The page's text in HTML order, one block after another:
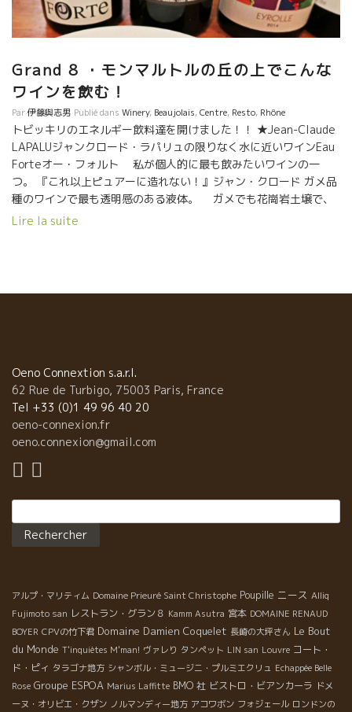
Grand 8 ・モンマルトルの丘の上でこんな
ワインを飲む！
Par伊藤與志男 Publié dans Winery, Beaujolais,Centre, Resto, Rhône
トビッキリのエネルギー飲料達を開けました！！ ★Jean-Claude
LAPALUジャンクロード・ラパリュの限りなく水に近いワインEau
Forteオー・フォルト 私が個人的に最も飲みたいワインの一
つ。 『これ以上ピュアーに造れない！』ジャン・クロード ガメ品
種のワインで最も透明感のある液体。 ガメでも花崗岩土壌で、
こんなワインが造れるんだ、と驚かされたワイン。遠くに伸びて
ル 、今や自然派ワインの世界ではトップ・オブ・トップの醸造
家の一人、エリック・プフェーリングが醸すEyrolleエイロール 粘
土石灰質土壌のグルナッシュを主体にクレレット品種も僅かに使
ったキューヴェ。 粘土石灰質土壌の潮味、昆布ダシ系の旨味のあ
る美味しいワイン。 今や、二人の息子も加わり、ますます仕事が
に楽しみ。
Lire la suite
Oeno Connextion s.a.r.l.
62 Rue de Turbigo, 75003 Paris, France
Tel +33 (0)1 49 96 40 20
oeno-connexion.fr
oeno.connexion@gmail.com
アルプ・マリティム Domaine Prieuré Saint Christophe Poupille ニース Alliq
Fujimoto san レストラン・グラン８ Kamm Asutra 宮本 DOMAINE RENAUD
BOYER CPVの竹下君 Domaine Damien Coquelet 長崎の大坪さん Le Bout
du Monde T'inquiètes M'man! ヴァレり タンペット LIN san Louvre コート・
ド・ピィ タラゴナ地方 シャンボル・ミュージニ・プルミエクリュ Echappée Belle
Rose Groupe ESPOA Marius Laffitte BMO 社 ビストロ・ビアンカーラ ドメ
ーヌ・オリビエ・クザン ノルマンディー地方 アコワボン フォジェール ロンドンの